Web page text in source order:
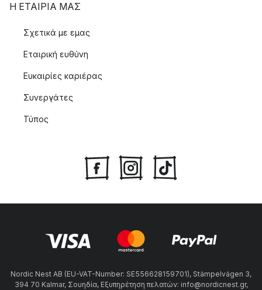
Η ΕΤΑΊΡΙΑ ΜΑΣ
Σχετικά με εμας
Εταιρική ευθύνη
Ευκαιρίες καριέρας
Συνεργάτες
Τύπος
Nordic Nest AB (EU-VAT-Number: SE556628159701), Stämpelvägen 3,
394 70 Kalmar, Σουηδία, Εξυπηρέτηση πελατών: info@nordicnest.gr,